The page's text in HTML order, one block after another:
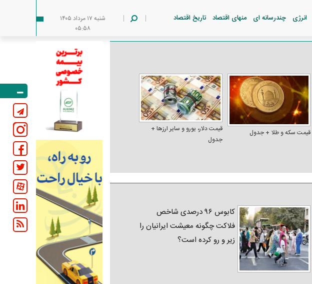
انرژی چندرسانه ای منهای اقتصاد تاریخ اقتصاد
شنبه ۱۷ مرداد ۱۴۰۵
۰۵:۵۸
قیمت سکه و طلا + جدول
قیمت دلار، یورو و سایر ارز‌ها +
جدول
کابوس ۹۶ درصدی شاخص
فلاکت چگونه معیشت ایرانیان را
زیر و رو کرده است؟